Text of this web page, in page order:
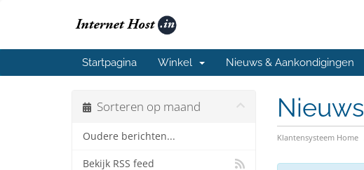
Startpagina Winkel Nieuws & Aankondigingen
Nieuws
Klantensysteem Home
Sorteren op maand
Oudere berichten...
Bekijk RSS feed